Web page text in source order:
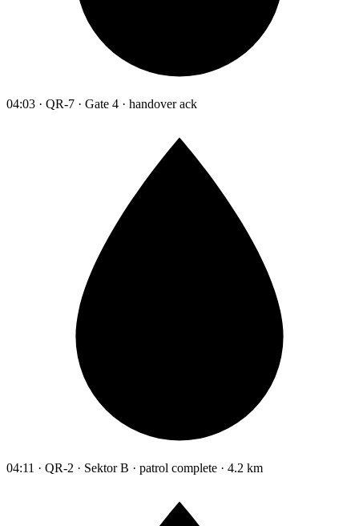
04:03 · QR-7 · Gate 4 · handover ack
04:11 · QR-2 · Sektor B · patrol complete · 4.2 km